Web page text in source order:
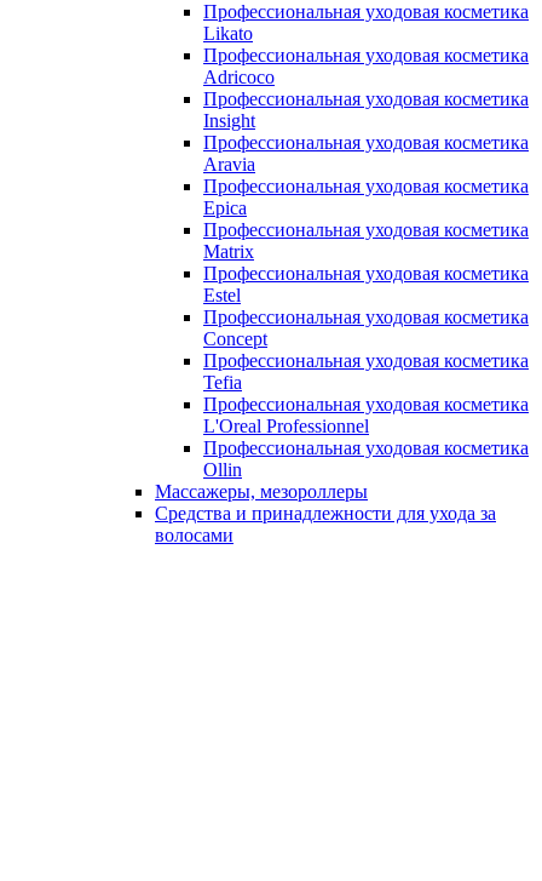
Профессиональная уходовая косметика
Likato
Профессиональная уходовая косметика
Adricoco
Профессиональная уходовая косметика
Insight
Профессиональная уходовая косметика
Aravia
Профессиональная уходовая косметика
Epica
Профессиональная уходовая косметика
Matrix
Профессиональная уходовая косметика
Estel
Профессиональная уходовая косметика
Concept
Профессиональная уходовая косметика
Tefia
Профессиональная уходовая косметика
L'Oreal Professionnel
Профессиональная уходовая косметика
Ollin
Массажеры, мезороллеры
Средства и принадлежности для ухода за
волосами